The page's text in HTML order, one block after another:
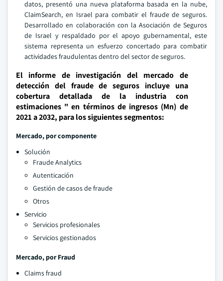
datos, presentó una nueva plataforma basada en la nube,
ClaimSearch, en Israel para combatir el fraude de seguros.
Desarrollado en colaboración con la Asociación de Seguros
de Israel y respaldado por el apoyo gubernamental, este
sistema representa un esfuerzo concertado para combatir
actividades fraudulentas dentro del sector de seguros.
El informe de investigación del mercado de
detección del fraude de seguros incluye una
cobertura detallada de la industria con
estimaciones " en términos de ingresos (Mn) de
2021 a 2032, para los siguientes segmentos:
Mercado, por componente
Solución
Fraude Analytics
Autenticación
Gestión de casos de fraude
Otros
Servicio
Servicios profesionales
Servicios gestionados
Mercado, por Fraud
Claims fraud